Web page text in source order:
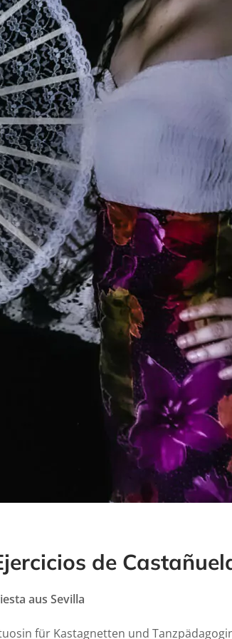
de
aus Sevilla
für Kastagnetten und